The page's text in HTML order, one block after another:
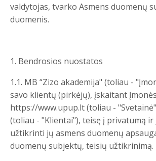
valdytojas, tvarko Asmens duomenų
duomenis.
1. Bendrosios nuostatos
1.1. MB “Zizo akademija" (toliau -
savo klientų (pirkėjų), įskaitant
https://www.upup.lt (toliau -
(toliau - "Klientai"), teisę į privatumą
užtikrinti jų asmens duomenų
duomenų subjektų, teisių užtikrinimą.